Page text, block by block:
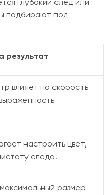
подбирают под
результат
влияет на скорость
настроить цвет,
следа.
размер